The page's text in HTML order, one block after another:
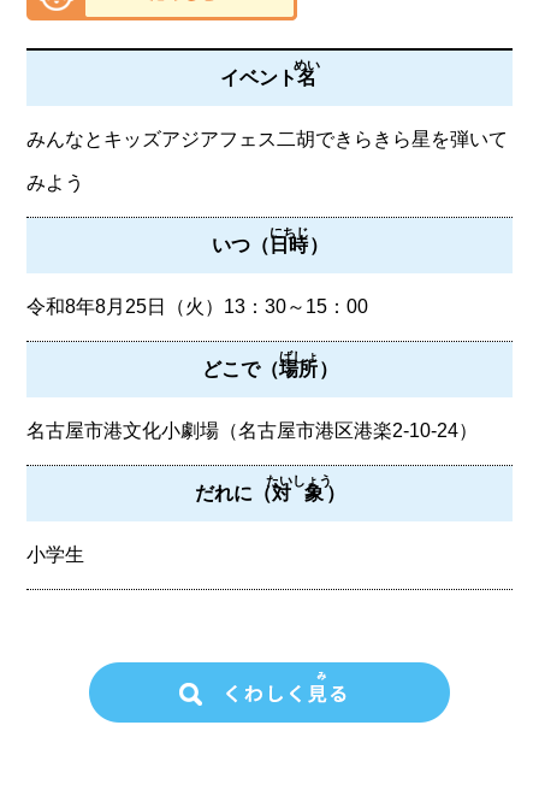
イベント名
めい
みんなとキッズアジアフェス二胡できらきら星を弾いて
みよう
いつ（日時
にちじ
）
令和8年8月25日（火）13：30～15：00
どこで（場所
ばしょ
）
名古屋市港文化小劇場（名古屋市港区港楽2-10-24）
だれに（対象
たいしょう
）
小学生